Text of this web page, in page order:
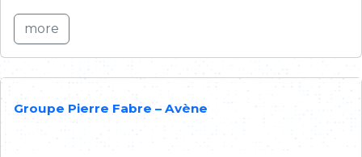
more
Groupe Pierre Fabre – Avène